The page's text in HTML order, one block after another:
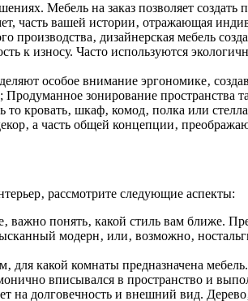
Мебель на заказ позволяет
часть вашей истории‚ отражающая
производства‚ дизайнерская мебель
к износу. Часто используются
особое внимание эргономике‚
зонирование пространства
кровать‚ шкаф‚ комод‚ полка или
а часть общей концепции‚
рассмотрите следующие аспекты:
важно понять‚ какой стиль вам ближе.
модерн‚ или‚ возможно‚
какой комнаты предназначена
вписывался в пространство и
на долговечность и внешний вид.